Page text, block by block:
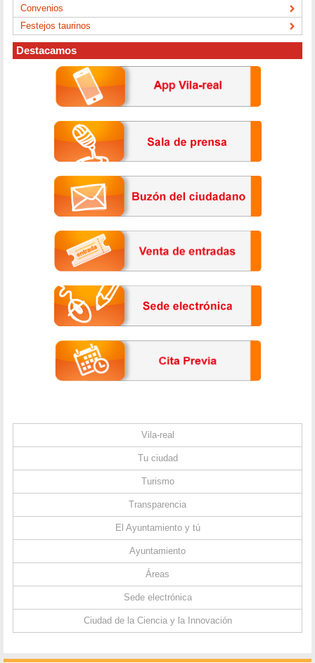
Convenios
Festejos taurinos
Destacamos
Vila-real
Tu ciudad
Turismo
Transparencia
El Ayuntamiento y tú
Ayuntamiento
Áreas
Sede electrónica
Ciudad de la Ciencia y la Innovación